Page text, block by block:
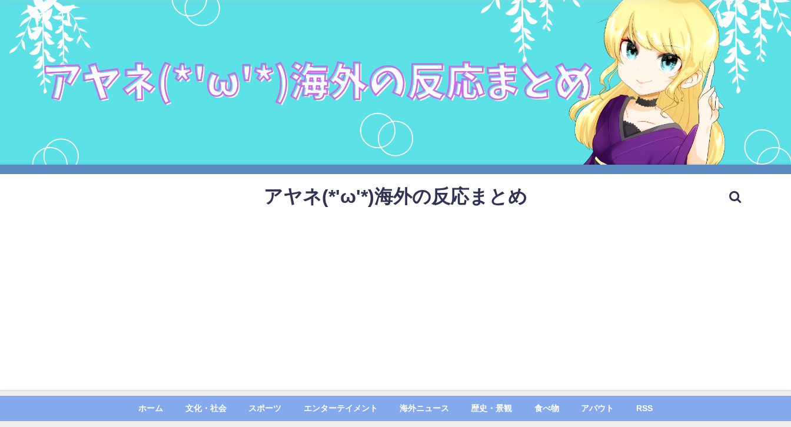
アヤネ(*'ω'*)海外の反応まとめ
ホーム 文化・社会 スポーツ エンターテイメント 海外ニュース 歴史・景観 食べ物 アバウト RSS